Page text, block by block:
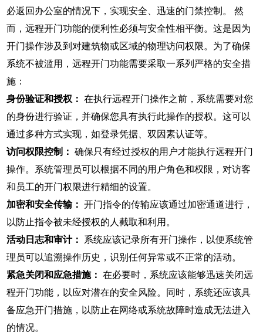
必返回办公室的情况下，实现安全、迅速的门禁控制。 然
而，远程开门功能的便利性必须与安全性相平衡。这是因为
开门操作涉及到对建筑物或区域的物理访问权限。为了确保
系统不被滥用，远程开门功能需要采取一系列严格的安全措
施：
身份验证和授权： 在执行远程开门操作之前，系统需要对您
的身份进行验证，并确保您具有执行此操作的授权。这可以
通过多种方式实现，如登录凭据、双因素认证等。
访问权限控制： 确保只有经过授权的用户才能执行远程开门
操作。系统管理员可以根据不同的用户角色和权限，对访客
和员工的开门权限进行精细的设置。
加密和安全传输： 开门指令的传输应该通过加密通道进行，
以防止指令被未经授权的人截取和利用。
活动日志和审计： 系统应该记录所有开门操作，以便系统管
理员可以追溯操作历史，识别任何异常或不正常的活动。
紧急关闭和应急措施： 在必要时，系统应该能够迅速关闭远
程开门功能，以应对潜在的安全风险。同时，系统还应该具
备应急开门措施，以防止在网络或系统故障时造成无法进入
的情况。